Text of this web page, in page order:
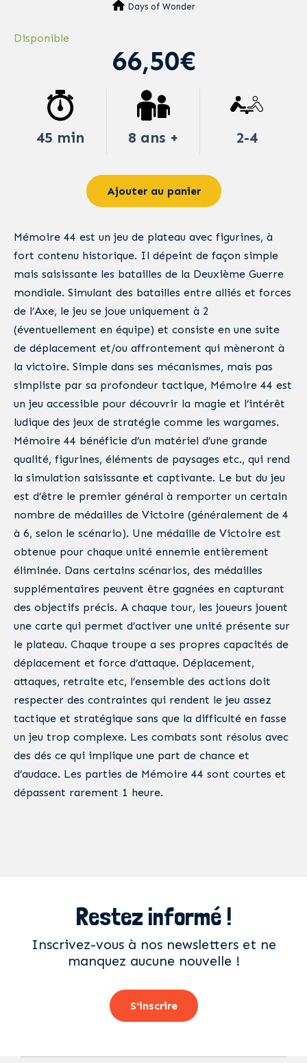
Days of Wonder
Disponible
66,50€
45 min 8 ans + 2-4
Ajouter au panier
Mémoire 44 est un jeu de plateau avec figurines, à
fort contenu historique. Il dépeint de façon simple
mais saisissante les batailles de la Deuxième Guerre
mondiale. Simulant des batailles entre alliés et forces
de l’Axe, le jeu se joue uniquement à 2
(éventuellement en équipe) et consiste en une suite
de déplacement et/ou affrontement qui mèneront à
la victoire. Simple dans ses mécanismes, mais pas
simpliste par sa profondeur tactique, Mémoire 44 est
un jeu accessible pour découvrir la magie et l’intérêt
ludique des jeux de stratégie comme les wargames.
Mémoire 44 bénéficie d’un matériel d’une grande
qualité, figurines, éléments de paysages etc., qui rend
la simulation saisissante et captivante. Le but du jeu
est d’être le premier général à remporter un certain
nombre de médailles de Victoire (généralement de 4
à 6, selon le scénario). Une médaille de Victoire est
obtenue pour chaque unité ennemie entièrement
éliminée. Dans certains scénarios, des médailles
supplémentaires peuvent être gagnées en capturant
des objectifs précis. A chaque tour, les joueurs jouent
une carte qui permet d’activer une unité présente sur
le plateau. Chaque troupe a ses propres capacités de
déplacement et force d’attaque. Déplacement,
attaques, retraite etc, l’ensemble des actions doit
respecter des contraintes qui rendent le jeu assez
tactique et stratégique sans que la difficulté en fasse
un jeu trop complexe. Les combats sont résolus avec
des dés ce qui implique une part de chance et
d’audace. Les parties de Mémoire 44 sont courtes et
dépassent rarement 1 heure.
Restez informé !
Inscrivez-vous à nos newsletters et ne
manquez aucune nouvelle !
S'inscrire